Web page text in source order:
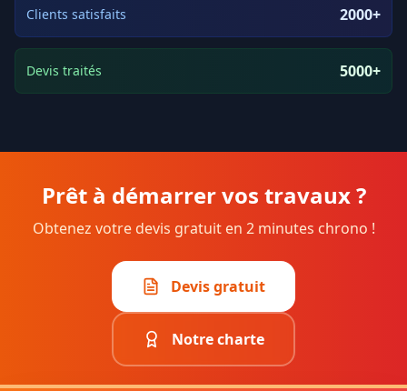
Clients satisfaits 2000+
Devis traités 5000+
Prêt à démarrer vos travaux ?
Obtenez votre devis gratuit en 2 minutes chrono !
Devis gratuit
Notre charte